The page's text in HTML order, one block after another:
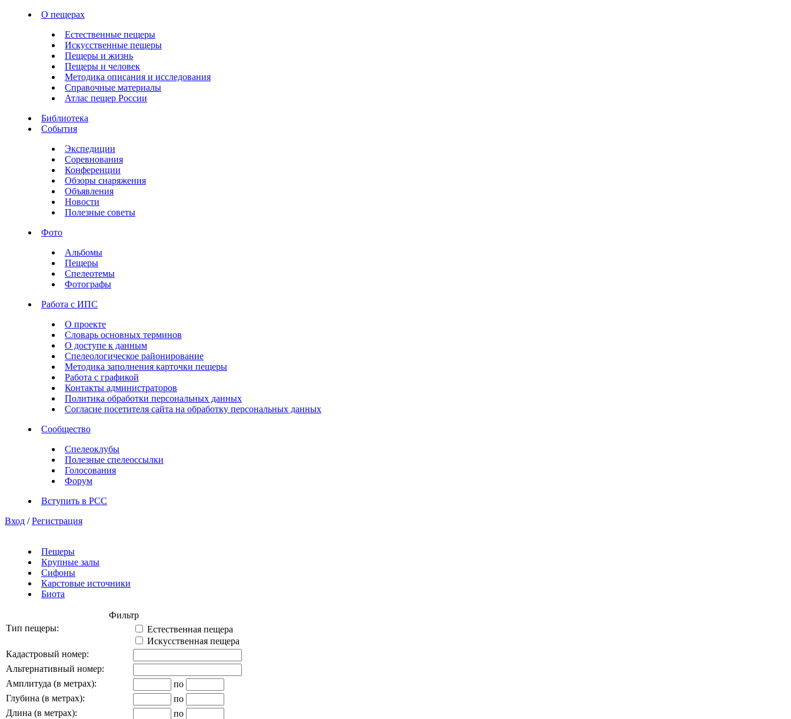
О пещерах
Естественные пещеры
Искусственные пещеры
Пещеры и жизнь
Пещеры и человек
Методика описания и исследования
Справочные материалы
Атлас пещер России
Библиотека
События
Экспедиции
Соревнования
Конференции
Обзоры снаряжения
Объявления
Новости
Полезные советы
Фото
Альбомы
Пещеры
Спелеотемы
Фотографы
Работа с ИПС
О проекте
Словарь основных терминов
О доступе к данным
Спелеологическое районирование
Методика заполнения карточки пещеры
Работа с графикой
Контакты администраторов
Политика обработки персональных данных
Согласие посетителя сайта на обработку персональных данных
Сообщество
Спелеоклубы
Полезные спелеоссылки
Голосования
Форум
Вступить в РСС
Вход / Регистрация
Пещеры
Крупные залы
Сифоны
Карстовые источники
Биота
Фильтр
Тип пещеры:
Естественная пещера
Искусственная пещера
Кадастровый номер:
Альтернативный номер:
Амплитуда (в метрах):
по
Глубина (в метрах):
по
Длина (в метрах):
по